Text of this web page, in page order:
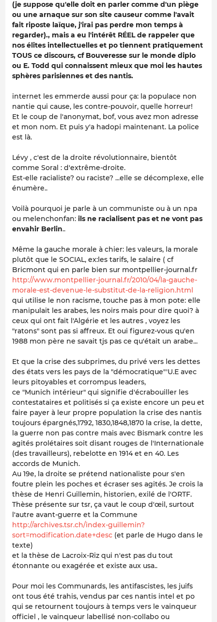
(je suppose qu'elle doit en parler comme d'un piège
ou une arnaque sur son site causeur comme l'avait
fait riposte laïque, j'irai pas perdre mon temps à
regarder)., mais a eu l'intérêt RÉEL de rappeler que
nos élites intellectuelles et po tiennent pratiquement
TOUS ce discours, cf Bouveresse sur le monde diplo
ou E. Todd qui connaissent mieux que moi les hautes
sphères parisiennes et des nantis.
internet les emmerde aussi pour ça: la populace non
nantie qui cause, les contre-pouvoir, quelle horreur!
Et le coup de l'anonymat, bof, vous avez mon adresse
et mon nom. Et puis y'a hadopi maintenant. La police
est là.
Lévy , c'est de la droite révolutionnaire, bientôt
comme Soral : d'extrême-droite.
Est-elle racialiste? ou raciste? ...elle se décomplexe, elle
énumère..
Voilà pourquoi je parle à un communiste ou à un npa
ou melenchonfan: ils ne racialisent pas et ne vont pas
envahir Berlin..
Même la gauche morale à chier: les valeurs, la morale
plutôt que le SOCIAL, ex:les tarifs, le salaire ( cf
Bricmont qui en parle bien sur montpellier-journal.fr
http://www.montpellier-journal.fr/2010/04/la-gauche-
morale-est-devenue-le-substitut-de-la-religion.html
qui utilise le non racisme, touche pas à mon pote: elle
manipulait les arabes, les noirs mais pour dire quoi? à
ceux qui ont fait l'Algérie et les autres , voyez les
"ratons" sont pas si affreux. Et oui figurez-vous qu'en
1988 mon père ne savait tjs pas ce qu'était un arabe...
Et que la crise des subprimes, du privé vers les dettes
des états vers les pays de la "démocratique"'U.E avec
leurs pitoyables et corrompus leaders,
ce "Munich intérieur" qui signifie d'écrabouiller les
contestataires et politisés si ça existe encore un peu et
faire payer à leur propre population la crise des nantis
toujours épargnés,1792, 1830,1848,1870 la crise, la dette,
la guerre non pas contre mais avec Bismark contre les
agités prolétaires soit disant rouges de l'Internationale
(des travailleurs), rebelotte en 1914 et en 40. Les
accords de Munich.
Au 19e, la droite se prétend nationaliste pour s'en
foutre plein les poches et écraser ses agités. Je crois la
thèse de Henri Guillemin, historien, exilé de l'ORTF.
Thèse présente sur tsr, ça vaut le coup d'œil, surtout
l'autre avant-guerre et la Commune
http://archives.tsr.ch/index-guillemin?
sort=modification.date+desc (et parle de Hugo dans le
texte)
et la thèse de Lacroix-Riz qui n'est pas du tout
étonnante ou exagérée et existe aux usa..
Pour moi les Communards, les antifascistes, les juifs
ont tous été trahis, vendus par ces nantis intel et po
qui se retournent toujours à temps vers le vainqueur
officiel , le vainqueur labellisé non-collabo ou